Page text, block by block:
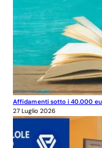
Affidamenti sotto i 40.000
27 Luglio 2026